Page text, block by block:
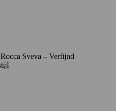
Sveva – Verfijnd